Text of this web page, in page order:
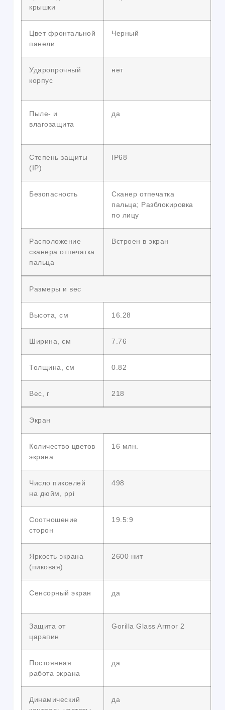
крышки
Цвет фронтальной
панели
Черный
Ударопрочный
корпус
нет
Пыле- и
влагозащита
да
Степень защиты
(IP)
IP68
Безопасность
Сканер отпечатка
пальца; Разблокировка
по лицу
Расположение
сканера отпечатка
пальца
Встроен в экран
Размеры и вес
Высота, см 16.28
Ширина, см 7.76
Толщина, см 0.82
Вес, г 218
Экран
Количество цветов
экрана
16 млн.
Число пикселей
на дюйм, ppi
498
Соотношение
сторон
19.5:9
Яркость экрана
(пиковая)
2600 нит
Сенсорный экран да
Защита от
царапин
Gorilla Glass Armor 2
Постоянная
работа экрана
да
Динамический
да